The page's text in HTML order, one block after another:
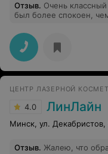
Отзыв. Очень
был более спокоен,
ЦЕНТР ЛАЗЕРНОЙ
4.0 ЛинЛайн
Минск, ул. Декабристов,
Отзыв. Жалею, что